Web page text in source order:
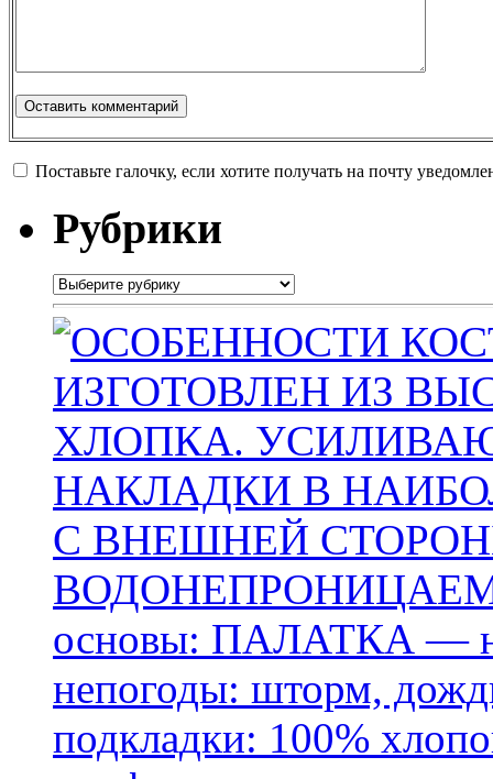
Поставьте галочку, если хотите получать на почту
Рубрики